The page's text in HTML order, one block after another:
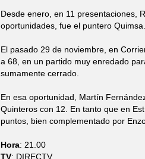
Desde enero, en 11 presentaciones,
oportunidades, fue el puntero
El pasado 29 de noviembre, en
a 68, en un partido muy enredado
sumamente cerrado.
En esa oportunidad, Martín
Quinteros con 12. En tanto que en
puntos, bien complementado por
Hora: 21.00
TV: DIRECTV